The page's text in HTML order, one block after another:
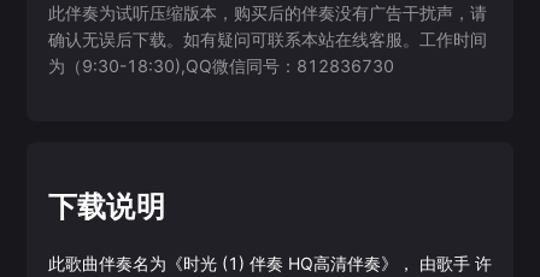
此伴奏为试听压缩版本，购买后的伴奏没有广告干扰声，请
确认无误后下载。如有疑问可联系本站在线客服。工作时间
为（9:30-18:30),QQ微信同号：812836730
下载说明
此歌曲伴奏名为《时光 (1) 伴奏 HQ高清伴奏》， 由歌手 许